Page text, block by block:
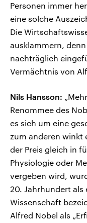
Personen immer
eine solche
Die
ausklammern,
nachträglich
Vermächtnis von
Nils Hansson:
Renommee des
es sich um eine
zum anderen winkt
der Preis gleich in
Physiologie oder
vergeben wird,
20. Jahrhundert als
Wissenschaft
Alfred Nobel als